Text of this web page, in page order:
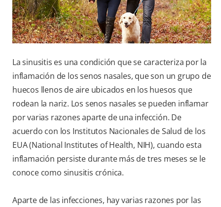
DONDE COMPRAR
PY (ES)
La sinusitis es una condición que se caracteriza por la
inflamación de los senos nasales, que son un grupo de
huecos llenos de aire ubicados en los huesos que
rodean la nariz. Los senos nasales se pueden inflamar
por varias razones aparte de una infección. De
acuerdo con los Institutos Nacionales de Salud de los
EUA (National Institutes of Health, NIH), cuando esta
inflamación persiste durante más de tres meses se le
conoce como sinusitis crónica.
Aparte de las infecciones, hay varias razones por las